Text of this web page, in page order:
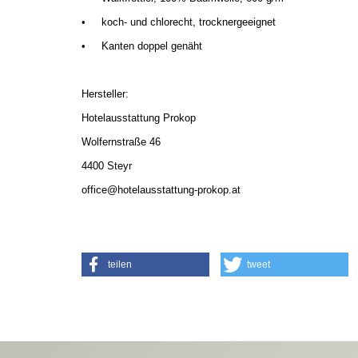
•
koch- und chlorecht, trocknergeeignet
•
Kanten doppel genäht
Hersteller:
Hotelausstattung Prokop
Wolfernstraße 46
4400 Steyr
office@hotelausstattung-prokop.at
teilen tweet